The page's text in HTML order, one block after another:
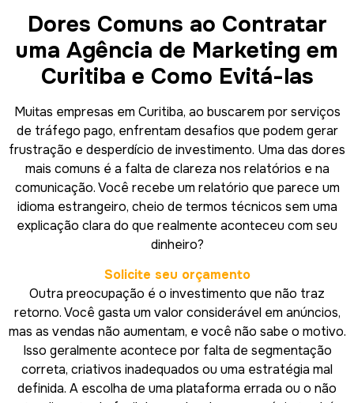
Dores Comuns ao Contratar
uma Agência de Marketing em
Curitiba e Como Evitá-las
Muitas empresas em Curitiba, ao buscarem por serviços
de tráfego pago, enfrentam desafios que podem gerar
frustração e desperdício de investimento. Uma das dores
mais comuns é a falta de clareza nos relatórios e na
comunicação. Você recebe um relatório que parece um
idioma estrangeiro, cheio de termos técnicos sem uma
explicação clara do que realmente aconteceu com seu
dinheiro?
Solicite seu orçamento
Outra preocupação é o investimento que não traz
retorno. Você gasta um valor considerável em anúncios,
mas as vendas não aumentam, e você não sabe o motivo.
Isso geralmente acontece por falta de segmentação
correta, criativos inadequados ou uma estratégia mal
definida. A escolha de uma plataforma errada ou o não